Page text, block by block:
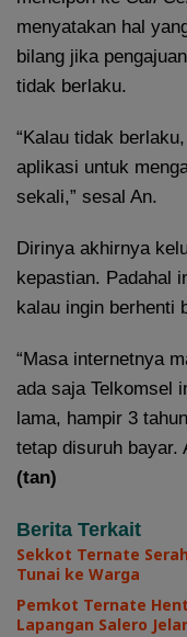
menyatakan hal
bilang jika
tidak berlaku.
“Kalau tidak
aplikasi untuk
sekali,” sesal An.
Dirinya akhirnya
kepastian. Padahal
kalau ingin berhenti
“Masa internetnya
ada saja Telkomsel
lama, hampir 3
tetap disuruh bayar.
(tan)
Berita Terkait
Sekkot Ternate
Tunai ke Warga
Pemkot Ternate
Lapangan Salero